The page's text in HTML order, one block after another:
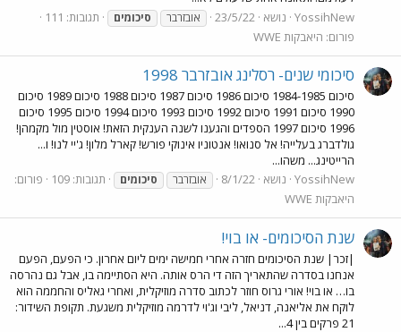
YossihNew נושא 23/5/22 אובזרבר סיכומים
תגובות: 111
פורום: היאבקות WWE
סיכומי שנים- רסלינג אובזרבר 1998
סיכום 1984-1985 סיכום 1986 סיכום 1987 סיכום 1988 סיכום 1989 סיכום
1990 סיכום 1991 סיכום 1992 סיכום 1993 סיכום 1994 סיכום 1995 סיכום
1996 סיכום 1997 הספדים והגענו לשנה הענקית הזאת! אוסטין מול מקמהן!
גולדברג בעלייה! אל סנואו! אנטוניו אינוקי פורש! קארל מלון! ג'יי לנו! ו...
הרייטינג... משהו...
YossihNew נושא 8/1/22 אובזרבר סיכומים תגובות: 109
פורום:
היאבקות WWE
שנת הסיכומים- או בוי!
|זכר| שנת הסיכומים חזרה אחרי חמישה ימים ליום אחרון. כי הפעם, הפעם
אנחנו בסדרה שהתאריך הזה די הרס אותה. היא הסתיימה בו, אבל גם נהרסה
בו… או בוי! אורי גרוס חוזר לכתוב סדרה מוזיקלית, ואחרי גאליס והחממה הוא
לוקח את אליאנה, דניאל, ליבי וג'וי לדרמה מוזיקלית משגעת. תקופת השידור:
21 פרקים בין 4...